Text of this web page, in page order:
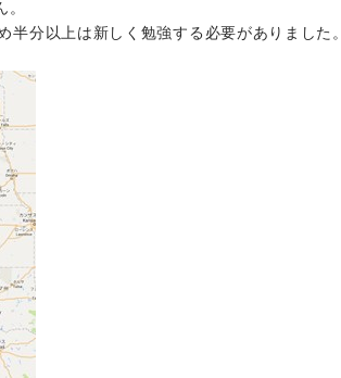
分以上は新しく勉強する必要がありました。